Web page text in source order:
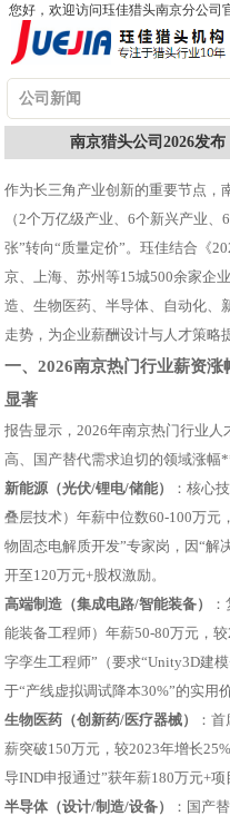
您好，欢迎访问珏佳猎头南京分公司
公司新闻
南京猎头公司2026发
作为长三角产业创新的重要节点，
（2个万亿级产业、6个新兴产业
张”转向“质量定价”。珏佳结合《
京、上海、苏州等15城500余家企
造、生物医药、半导体、自动化、
走势，为企业薪酬设计与人才策略
一、2026南京热门行业薪资
显著
报告显示，2026年南京热门行业人
高、国产替代需求迫切的领域涨幅
新能源（光伏/锂电/储能）
：核心
叠层技术）年薪中位数60-100万元
物固态电解质开发”专家岗，因“解
开至120万元+股权激励。
高端制造（集成电路/智能装备）
能装备工程师）年薪50-80万元，
字孪生工程师”（要求“Unity3D建
于“产线虚拟调试降本30%”的实用价
生物医药（创新药/医疗器械）
：
薪突破150万元，较2023年增长
导IND申报通过”获年薪180万元+项
半导体（设计/制造/设备）
：国产